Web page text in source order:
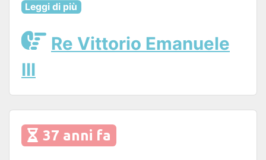
Leggi di più
Re Vittorio Emanuele
III
37 anni fa